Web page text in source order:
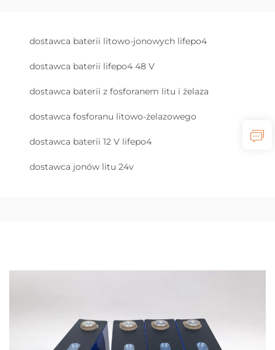
dostawca baterii litowo-jonowych lifepo4
dostawca baterii lifepo4 48 V
dostawca baterii z fosforanem litu i żelaza
dostawca fosforanu litowo-żelazowego
dostawca baterii 12 V lifepo4
dostawca jonów litu 24v